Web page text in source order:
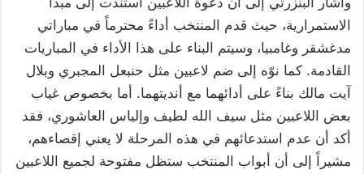
الاستمرارية، حيث قدم المنتخب أداءً محترماً في مباراتي
مدغشقر وغامبيا، وسيتم البناء على هذا الأداء في المباريات
القادمة. كما نوّه إلى ضم لاعبين مثل حنبعل المجبري وبلال
آيت مالك بناءً على أدائهما مع أنديتهما. أما بخصوص غياب
بعض اللاعبين مثل سيف الله لطيف وإلياس العاشوري، فقد
أكد أن عدم استدعائهم في هذه المرحلة لا يعني إقصاءهم،
مشيراً إلى أن أبواب المنتخب ستظل مفتوحة لجميع اللاعبين